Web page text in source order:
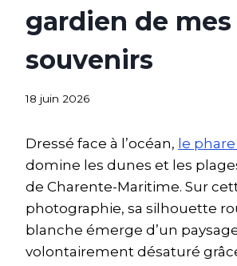
gardien de mes
souvenirs
18 juin 2026
Dressé face à l’océan, le
domine les dunes et les
de Charente-Maritime. Sur
photographie, sa silhouette
blanche émerge d’un
volontairement désaturé